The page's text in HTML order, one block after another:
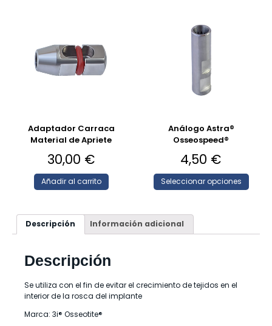
Adaptador Carraca
Material de Apriete
30,00 €
Añadir al carrito
Análogo Astra®
Osseospeed®
4,50 €
Seleccionar opciones
Descripción Información adicional
Descripción
Se utiliza con el fin de evitar el crecimiento de tejidos en el
interior de la rosca del implante
Marca: 3i® Osseotite®